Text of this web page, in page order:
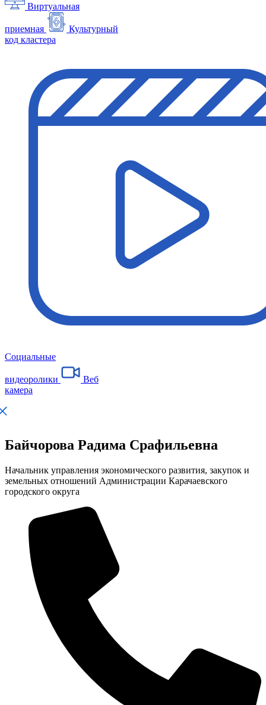
Виртуальная
приемная
Культурный
код кластера
Социальные
видеоролики
Веб
камера
Байчорова Радима Срафильевна
Начальник управления экономического развития, закупок и
земельных отношений Администрации Карачаевского
городского округа